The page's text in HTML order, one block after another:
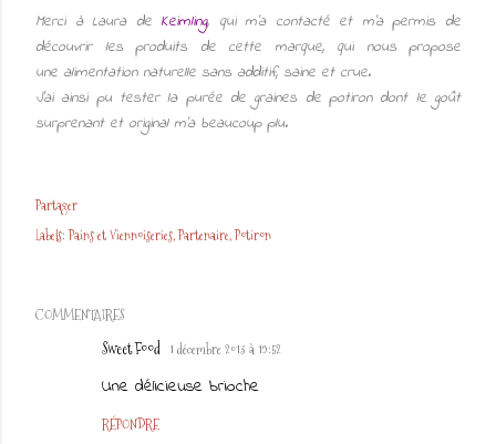
Merci à Laura de Keimling, qui m'a contacté et m'a permis de
découvrir les produits de cette marque, qui nous propose
une alimentation naturelle sans additif, saine et crue.
J'ai ainsi pu tester la purée de graines de potiron dont le goût
surprenant et original m'a beaucoup plu.
Partager
Labels: Pains et Viennoiseries Partenaire Potiron
COMMENTAIRES
Sweet Food 1 décembre 2013 à 19:52
Une délicieuse brioche
RÉPONDRE